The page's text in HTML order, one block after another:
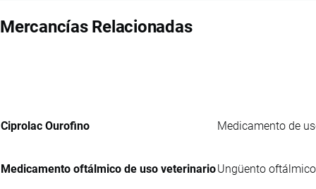
Mercancías Relacionadas
Ciprolac Ourofino Medicamento de
Medicamento oftálmico de uso veterinarioUngüento